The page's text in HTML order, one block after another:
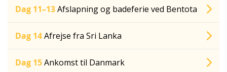
Dag 11–13Afslapning og badeferie ved Bentota
Dag 14Afrejse fra Sri Lanka
Dag 15Ankomst til Danmark